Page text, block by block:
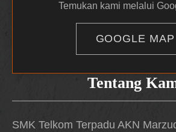
Tentang
SMK Telkom Terpadu AKN
Temukan kami melalui
GOOGLE MAP